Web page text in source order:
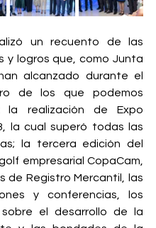
un recuento de las
y logros que, como Junta
alcanzado durante el
de los que podemos
la realización de Expo
la cual superó todas las
la tercera edición del
empresarial CopaCam,
de Registro Mercantil, las
y conferencias, los
sobre el desarrollo de la